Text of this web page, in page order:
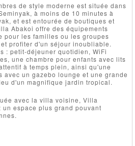
de style moderne est située dans
à moins de 10 minutes à
et est entourée de boutiques et
Abakoi offre des équipements
pour les familles ou les groupes
profiter d'un séjour inoubliable.
: petit-déjeuner quotidien, WiFi
une chambre pour enfants avec lits
à temps plein, ainsi qu'une
avec un gazebo lounge et une grande
d'un magnifique jardin tropical.
avec la villa voisine, Villa
espace plus grand pouvant